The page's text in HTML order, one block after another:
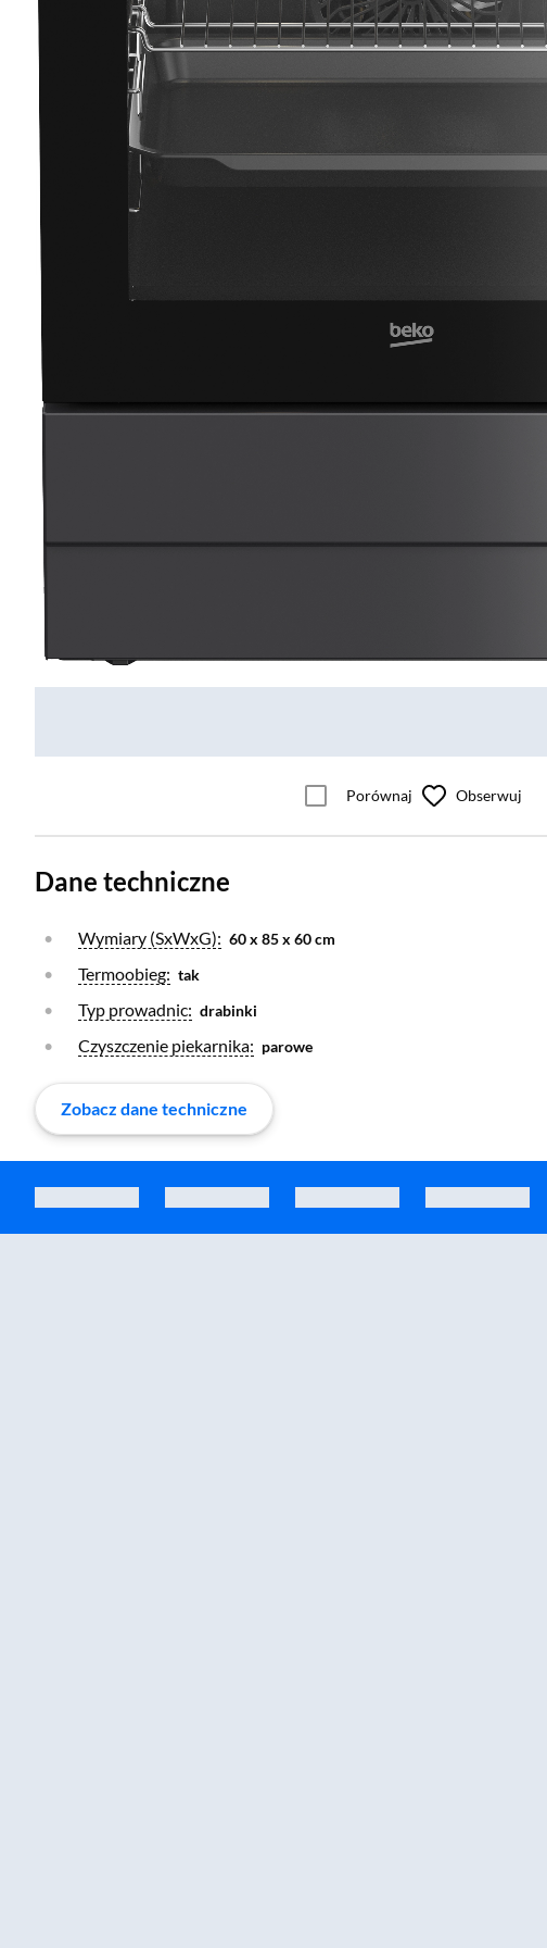
Porównaj Obserwuj
Dane techniczne
Otwórz warstwę
Wymiary (SxWxG): 60 x 85 x 60 cm
Otwórz warstwę
Termoobieg: tak
Otwórz warstwę
Typ prowadnic: drabinki
Otwórz warstwę
Czyszczenie piekarnika: parowe
Zobacz dane techniczne